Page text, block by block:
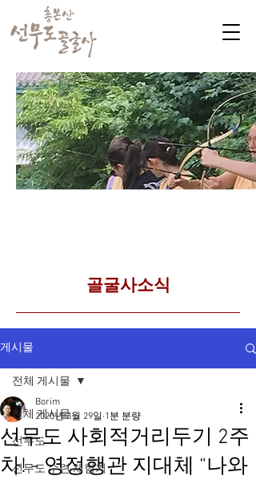
​골굴사소식
게시물
전체 게시물
선무도
선무도 수련 체험기
전체 게시물
선무도 사회적거리두기 2주
차! - 영정행관 지대체 “나와
Borim
2020년 3월 29일 1분 분량